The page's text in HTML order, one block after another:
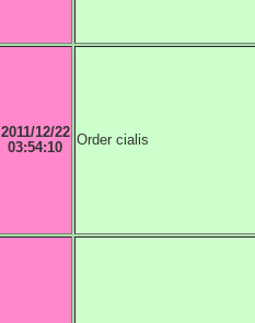
2011/12/22
03:54:10
Order cialis